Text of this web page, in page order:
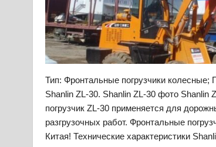
Тип: Фронтальные погрузчики
Shanlin ZL-30. Shanlin ZL-30 фото Shanlin
погрузчик ZL-30 применяется для
разгрузочных работ. Фронтальные
Китая! Технические характеристики